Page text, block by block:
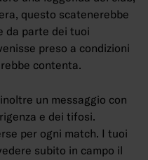
questo scatenerebbe
da parte dei tuoi
preso a condizioni
contenta.
un messaggio con
e dei tifosi.
per ogni match. I tuoi
subito in campo il